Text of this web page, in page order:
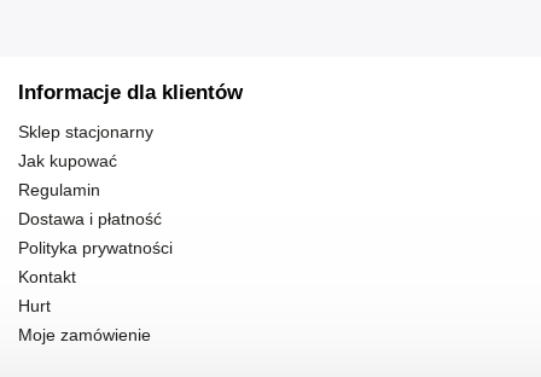
Informacje dla klientów
Sklep stacjonarny
Jak kupować
Regulamin
Dostawa i płatność
Polityka prywatności
Kontakt
Hurt
Moje zamówienie